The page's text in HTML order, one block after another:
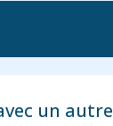
un autre